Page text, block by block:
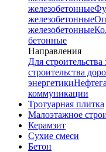
железобетонные
железобетонные
железобетонные
бетонные
Направления
Для
строительства
энергетики
коммуникации
Тротуарная плитка
Малоэтажное
Керамзит
Сухие смеси
Бетон